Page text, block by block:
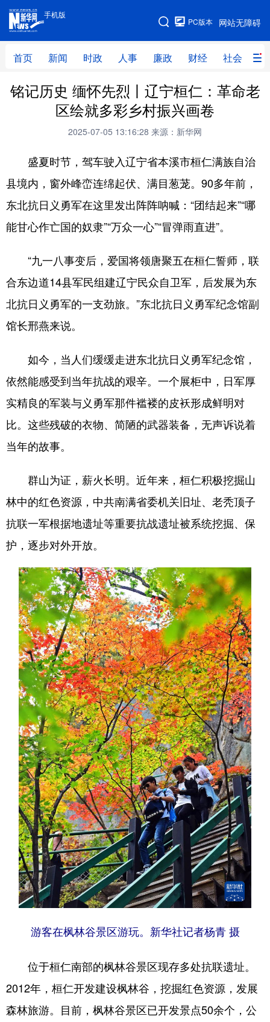
手机版
网站无障碍
PC版本
首页 新闻 时政 人事 廉政 财经 社会 科
手机版
网站地图
首页 新闻 时政 人事
财经 社会
体育 视频 直播 无人机
地方频道
辽宁 吉林 上海 江苏
浙江 安徽 福建 江西
四川 贵州 云南 西藏
新疆 内蒙古 黑龙江
English Español Français عربى
Deutsch Português
铭记历史 缅怀先烈丨辽宁桓仁：革命老
区绘就多彩乡村振兴画卷
2025-07-05 13:16:28 来源：新华网
盛夏时节，驾车驶入辽宁省本溪市桓仁满族自治
县境内，窗外峰峦连绵起伏、满目葱茏。90多年前，
东北抗日义勇军在这里发出阵阵呐喊：“团结起来”“哪
能甘心作亡国的奴隶”“万众一心”“冒弹雨直进”。
“九一八事变后，爱国将领唐聚五在桓仁誓师，联
合东边道14县军民组建辽宁民众自卫军，后发展为东
北抗日义勇军的一支劲旅。”东北抗日义勇军纪念馆副
馆长邢燕来说。
如今，当人们缓缓走进东北抗日义勇军纪念馆，
依然能感受到当年抗战的艰辛。一个展柜中，日军厚
实精良的军装与义勇军那件褴褛的皮袄形成鲜明对
比。这些残破的衣物、简陋的武器装备，无声诉说着
当年的故事。
群山为证，薪火长明。近年来，桓仁积极挖掘山
林中的红色资源，中共南满省委机关旧址、老秃顶子
抗联一军根据地遗址等重要抗战遗址被系统挖掘、保
护，逐步对外开放。
游客在枫林谷景区游玩。新华社记者杨青 摄
位于桓仁南部的枫林谷景区现存多处抗联遗址。
2012年，桓仁开发建设枫林谷，挖掘红色资源，发展
森林旅游。目前，枫林谷景区已开发景点50余个，公